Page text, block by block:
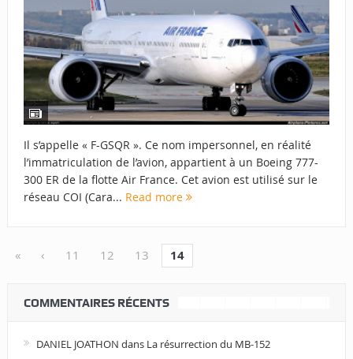
Il s’appelle « F-GSQR ». Ce nom impersonnel, en réalité
l’immatriculation de l’avion, appartient à un Boeing 777-
300 ER de la flotte Air France. Cet avion est utilisé sur le
réseau COI (Cara... Read more
« ‹ 11 12 13 14
COMMENTAIRES RÉCENTS
DANIEL JOATHON dans La résurrection du MB-152